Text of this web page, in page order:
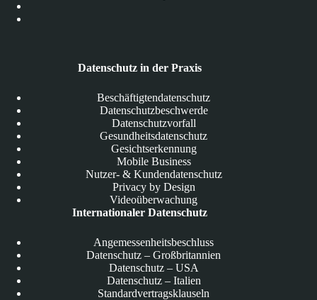
Datenschutz in der Praxis
Beschäftigtendatenschutz
Datenschutzbeschwerde
Datenschutzvorfall
Gesundheitsdatenschutz
Gesichtserkennung
Mobile Business
Nutzer- & Kundendatenschutz
Privacy by Design
Videoüberwachung
Internationaler Datenschutz
Angemessenheitsbeschluss
Datenschutz – Großbritannien
Datenschutz – USA
Datenschutz – Italien
Standardvertragsklauseln